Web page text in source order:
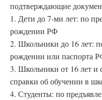
подтверждающие
1. Дети до 7-ми лет: по
рождении РФ
2. Школьники до 16 лет:
рождении или паспорта
3. Школьники от 16 лет и
справки об обучении в
4. Студенты: по